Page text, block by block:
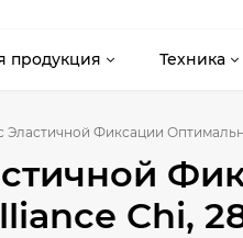
продукция Техника
Эластичной Фиксации
Chi,